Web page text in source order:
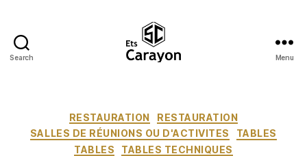
Search Menu
Catégories
RESTAURATION
RESTAURATION
SALLES DE RÉUNIONS OU D'ACTIVITES
TABLES
TABLES
TABLES TECHNIQUES